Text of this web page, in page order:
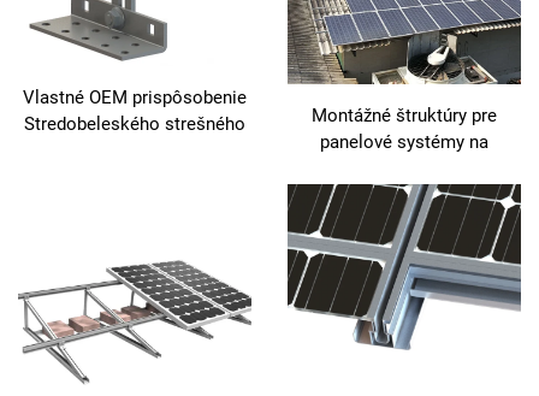
Vlastné OEM prispôsobenie
Stredobeleského strešného
Montážné štruktúry pre
panelové systémy na
hliníkové montážné reky